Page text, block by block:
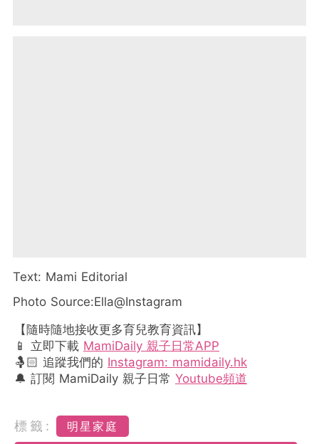
Text: Mami Editorial
Photo Source:Ella@Instagram
【隨時隨地接收更多育兒教育資訊】
📱 立即下載 MamiDaily 親子日常APP
🤱🏻 追蹤我們的 Instagram: mamidaily.hk
🔔 訂閱 MamiDaily 親子日常 Youtube頻道
標籤:
明星家庭